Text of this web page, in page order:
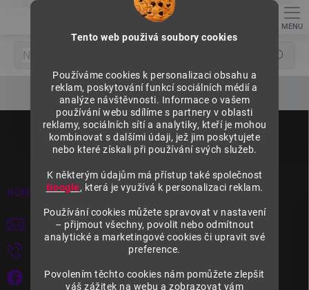
Tento web použivá soubory cookies
Používáme cookies k personalizaci obsahu a
reklam, poskytování funkcí sociálních médií a
analýze návštěvnosti. Informace o vašem
používání webu sdílíme s partnery v oblasti
reklamy, sociálních sítí a analytiky, kteří je mohou
kombinovat s dalšími údaji, jež jim poskytujete
nebo které získali při používání svých služeb.
K některým údajům má přístup také společnost
Google, která je využívá k personalizaci reklam.
Používání cookies můžete spravovat v nastavení
– přijmout všechny, povolit nebo odmítnout
analytické a marketingové cookies či upravit své
preference.
Povolením těchto cookies nám pomůžete zlepšit
váš zážitek na webu a zobrazovat vám
Hledat
KONTAKT
objednavky@wexta.cz
Regály a regálové systémy l Wexta.cz